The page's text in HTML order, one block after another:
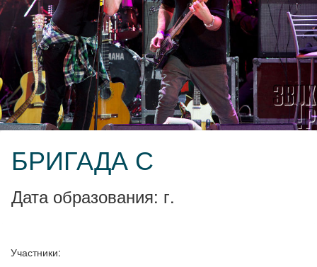
БРИГАДА С
Дата образования: г.
Участники: